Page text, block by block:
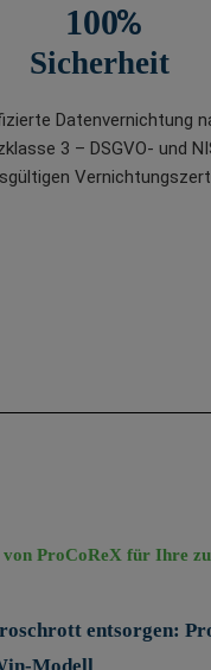
100%
Sicherheit
Datenvernichtung
3 – DSGVO- und
ProCoReX für Ihre
entsorgen: